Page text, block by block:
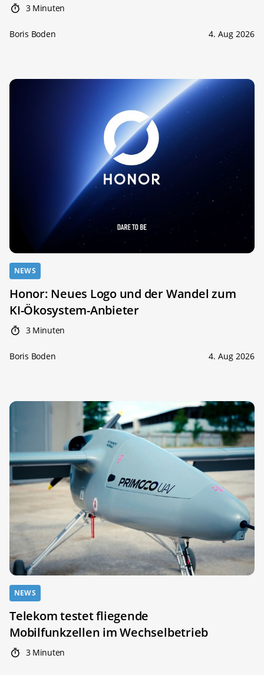
3 Minuten
Boris Boden 4. Aug 2026
NEWS
Honor: Neues Logo und der Wandel zum
KI-Ökosystem-Anbieter
3 Minuten
Boris Boden 4. Aug 2026
NEWS
Telekom testet fliegende
Mobilfunkzellen im Wechselbetrieb
3 Minuten